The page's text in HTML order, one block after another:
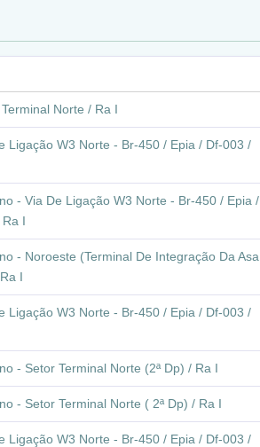
Norte / Ra I
Ligação W3 Norte - Br-450 / Epia / Df-003 /
- Via De Ligação W3 Norte - Br-450 / Epia /
I
- Noroeste (Terminal De Integração Da Asa
I
Ligação W3 Norte - Br-450 / Epia / Df-003 /
- Setor Terminal Norte (2ª Dp) / Ra I
- Setor Terminal Norte ( 2ª Dp) / Ra I
Ligação W3 Norte - Br-450 / Epia / Df-003 /